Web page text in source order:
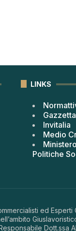
LINKS
Invitalia
Medio
Politiche
ed
Dott.ssa